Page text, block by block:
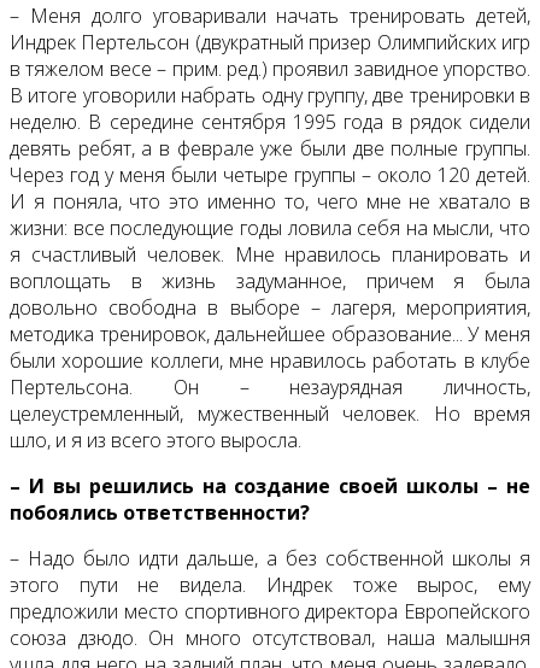
– Меня долго уговаривали начать тренировать детей,
Индрек Пертельсон (двукратный призер Олимпийских игр
в тяжелом весе – прим. ред.) проявил завидное упорство.
В итоге уговорили набрать одну группу, две тренировки в
неделю. В середине сентября 1995 года в рядок сидели
девять ребят, а в феврале уже были две полные группы.
Через год у меня были четыре группы – около 120 детей.
И я поняла, что это именно то, чего мне не хватало в
жизни: все последующие годы ловила себя на мысли, что
я счастливый человек. Мне нравилось планировать и
воплощать в жизнь задуманное, причем я была
довольно свободна в выборе – лагеря, мероприятия,
методика тренировок, дальнейшее образование... У меня
были хорошие коллеги, мне нравилось работать в клубе
Пертельсона. Он – незаурядная личность,
целеустремленный, мужественный человек. Но время
шло, и я из всего этого выросла.
– И вы решились на создание своей школы – не
побоялись ответственности?
– Надо было идти дальше, а без собственной школы я
этого пути не видела. Индрек тоже вырос, ему
предложили место спортивного директора Европейского
союза дзюдо. Он много отсутствовал, наша малышня